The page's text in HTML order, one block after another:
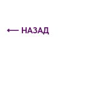
⟵ НАЗАД